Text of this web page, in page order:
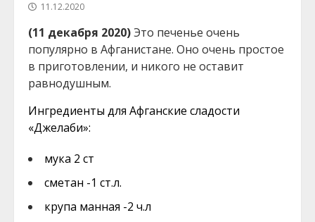
11.12.2020
(11 декабря 2020)Это печенье очень
популярно в Афганистане. Оно очень простое
в приготовлении, и никого не оставит
равнодушным.
Ингредиенты для Афганские сладости
«Джелаби»:
мука 2 ст
сметан -1 ст.л.
крупа манная -2 ч.л